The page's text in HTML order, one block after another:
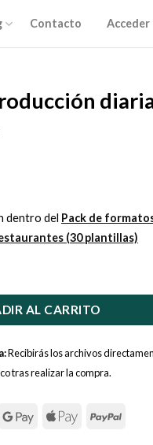
Contacto Acceder
dentro del Pack de
(30 plantillas)
AL CARRITO
Recibirás los archivos
tras realizar la compra.